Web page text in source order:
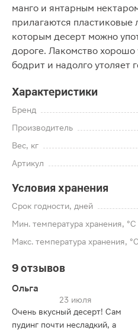
манго и янтарным
прилагаются пластиковые
которым десерт можно
дороге. Лакомство хорошо
бодрит и надолго утоляет
Характеристики
Бренд
Производитель
Вес, кг
Артикул
Условия хранения
Срок годности, дней
Мин. температура хранения, °C
Макс. температура хранения, °C
9 отзывов
Ольга
23 июля
Очень вкусный десерт! Сам
пудинг почти несладкий, а